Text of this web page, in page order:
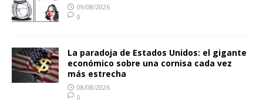
09/08/2026
0
La paradoja de Estados Unidos: el gigante
económico sobre una cornisa cada vez
más estrecha
08/08/2026
0